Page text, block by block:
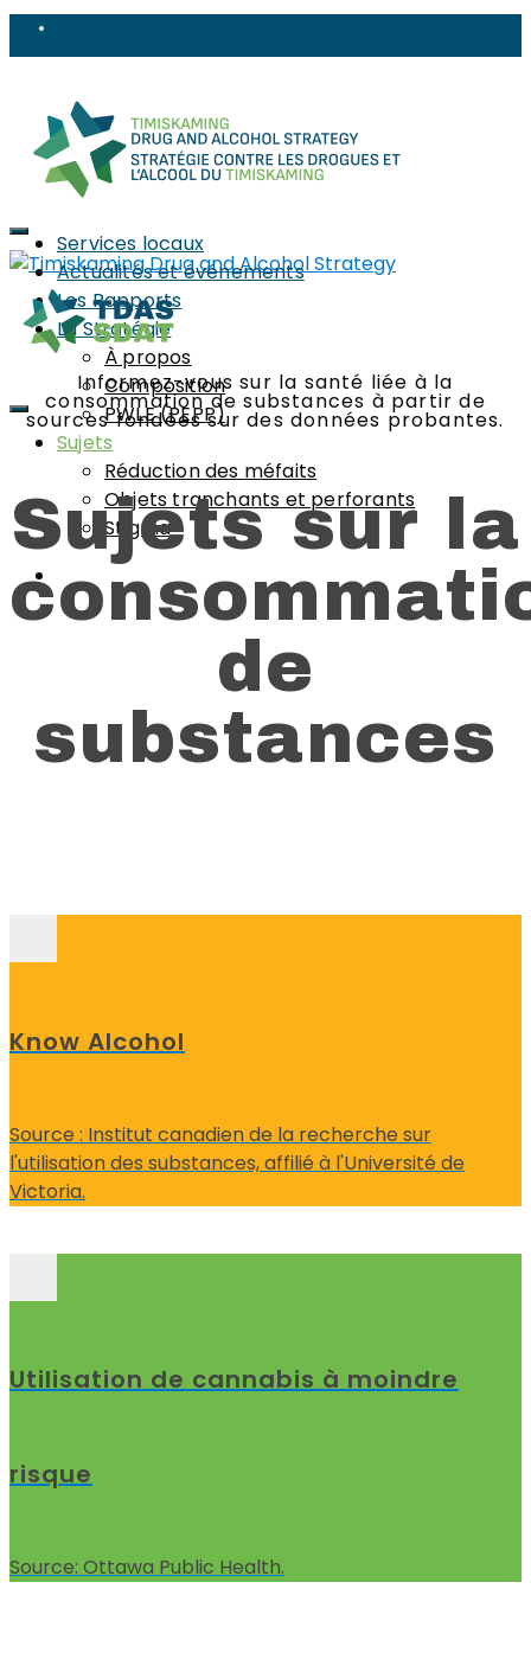
Services locaux
Actualités et événements
Les Rapports
La Stratégie
À propos
Composition
PWLE (PEPP)
Sujets
Réduction des méfaits
Objets tranchants et perforants
Stigma
Informez-vous sur la santé liée à la
consommation de substances à partir de
sources fondées sur des données probantes.
Sujets sur la
de
substances
Know Alcohol
Source : Institut canadien de la recherche sur
l'utilisation des substances, affilié à l'Université de
Victoria.
Utilisation de cannabis à moindre
risque
Source: Ottawa Public Health.